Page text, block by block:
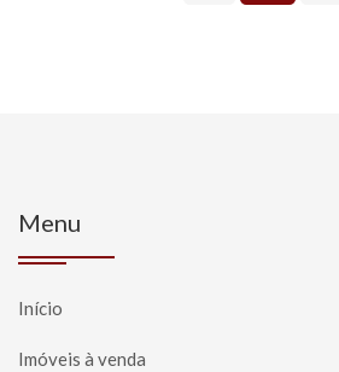
Menu
Início
Imóveis à venda